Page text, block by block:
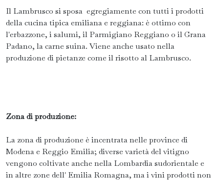
Il Lambrusco si sposa egregiamente con tutti i prodotti
della cucina tipica emiliana e reggiana: è ottimo con
l'erbazzone, i salumi, il Parmigiano Reggiano o il Grana
Padano, la carne suina. Viene anche usato nella
produzione di pietanze come il risotto al Lambrusco.
Zona di produzione:
La zona di produzione è incentrata nelle province di
Modena e Reggio Emilia; diverse varietà del vitigno
vengono coltivate anche nella Lombardia sudorientale e
in altre zone dell' Emilia Romagna, ma i vini prodotti non